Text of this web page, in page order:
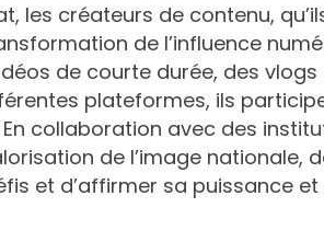
les créateurs de contenu,
de l’influence
de courte durée, des vlogs
plateformes, ils
collaboration avec des
de l’image nationale,
et d’affirmer sa puissance et